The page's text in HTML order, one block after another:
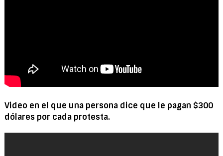
Video en el que una persona dice que le pagan $300
dólares por cada protesta.